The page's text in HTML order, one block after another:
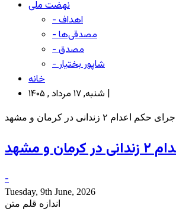
نهضت ملی
- اهداف
- مصدقی‌ها
- مصدق
- شاپور بختیار
خانه
شنبه, ۱۷ مرداد , ۱۴۰۵ |
۲ زندانی در کرمان و مشهد
و مشهد
-
Tuesday, 9th June, 2026
اندازه قلم متن